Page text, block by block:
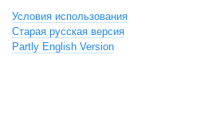
Условия использования
Старая русская версия
Partly English Version